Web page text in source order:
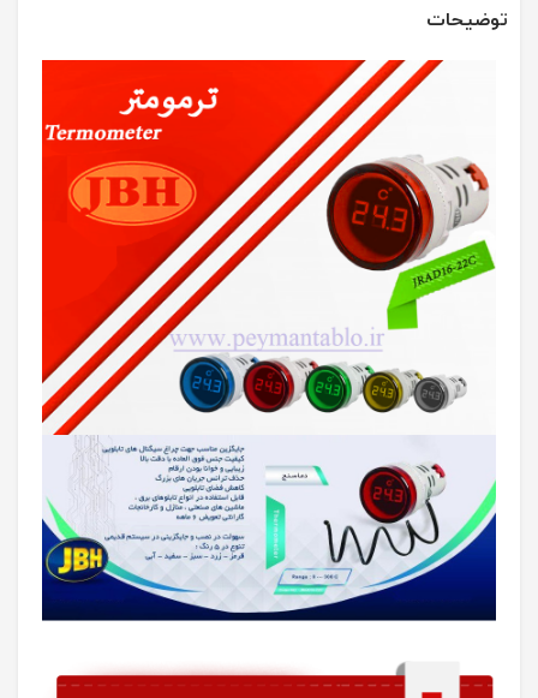
توضیحات